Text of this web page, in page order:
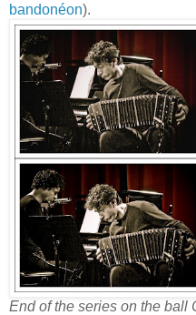
bandonéon).
End of the series on the ball